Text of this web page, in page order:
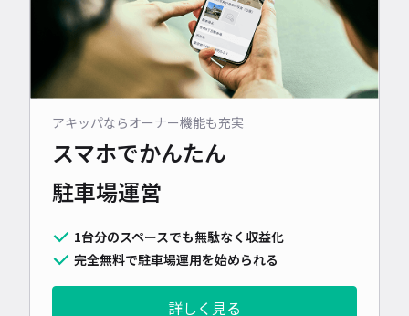
アキッパならオーナー機能も充実
スマホでかんたん
駐車場運営
1台分のスペースでも無駄なく収益化
完全無料で駐車場運用を始められる
詳しく見る